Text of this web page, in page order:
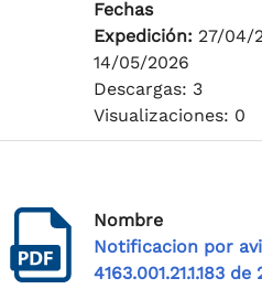
Fechas
Expedición: 27/04/
14/05/2026
Descargas: 3
Visualizaciones: 0
Nombre
Notificacion por
4163.001.21.1.183